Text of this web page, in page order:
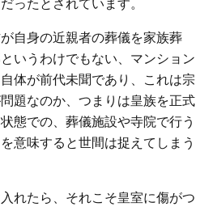
ったとされています。
自身の近親者の葬儀を家族葬
いうわけでもない、マンション
体が前代未聞であり、これは宗
題なのか、つまりは皇族を正式
態での、葬儀施設や寺院で行う
意味すると世間は捉えてしまう
れたら、それこそ皇室に傷がつ